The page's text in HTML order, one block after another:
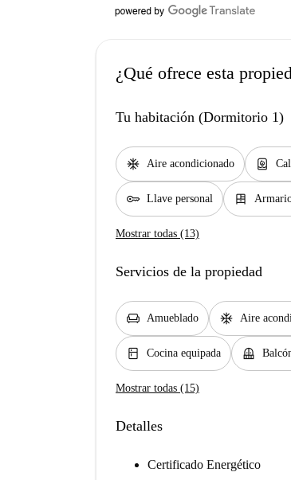
¿Qué ofrece esta
Tu habitación (Dormitorio 1)
ac_unit Aire acondicionado water_heater
key Llave personal dresser
Mostrar todas (13)
Servicios de la propiedad
chair Amueblado ac_unit Aire
kitchen Cocina equipada balcony
Mostrar todas (15)
Detalles
Certificado Energético